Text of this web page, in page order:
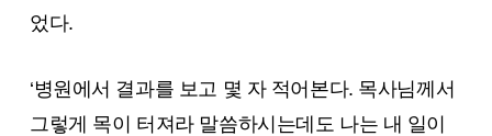
었다.
‘병원에서 결과를 보고 몇 자 적어본다. 목사님께서
그렇게 목이 터져라 말씀하시는데도 나는 내 일이